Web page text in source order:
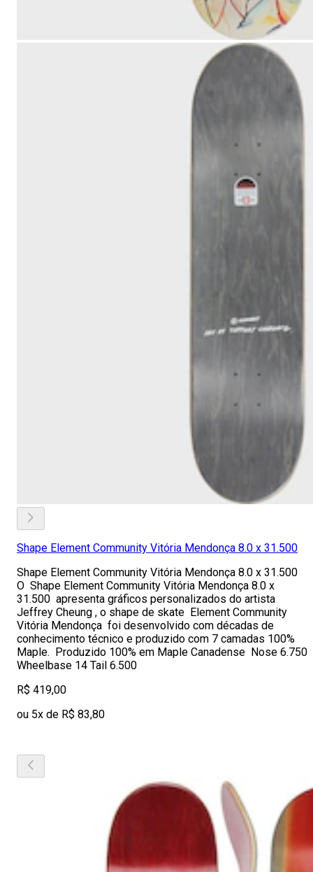
Shape Element Community Vitória Mendonça 8.0 x 31.500
Shape Element Community Vitória Mendonça 8.0 x 31.500
O Shape Element Community Vitória Mendonça 8.0 x
31.500 apresenta gráficos personalizados do artista
Jeffrey Cheung , o shape de skate Element Community
Vitória Mendonça foi desenvolvido com décadas de
conhecimento técnico e produzido com 7 camadas 100%
Maple. Produzido 100% em Maple Canadense Nose 6.750
Wheelbase 14 Tail 6.500
R$ 419,00
ou 5x de R$ 83,80